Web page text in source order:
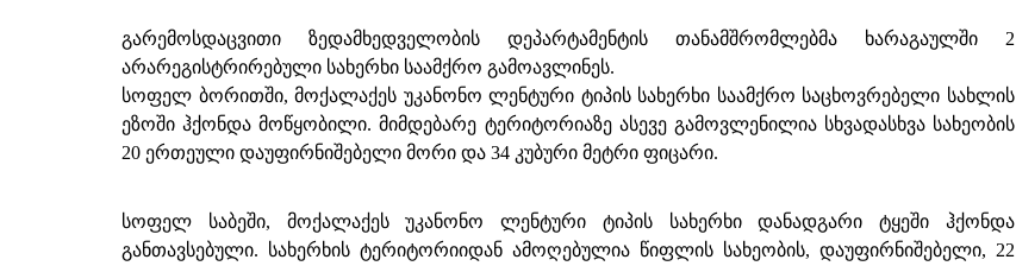
გარემოსდაცვითი ზედამხედველობის დეპარტამენტის თანამშრომლებმა ხარაგაულში 2
არარეგისტრირებული სახერხი საამქრო გამოავლინეს.
სოფელ ბორითში, მოქალაქეს უკანონო ლენტური ტიპის სახერხი საამქრო საცხოვრებელი სახლის
ეზოში ჰქონდა მოწყობილი. მიმდებარე ტერიტორიაზე ასევე გამოვლენილია სხვადასხვა სახეობის
20 ერთეული დაუფირნიშებელი მორი და 34 კუბური მეტრი ფიცარი.
სოფელ საბეში, მოქალაქეს უკანონო ლენტური ტიპის სახერხი დანადგარი ტყეში ჰქონდა
განთავსებული. სახერხის ტერიტორიიდან ამოღებულია წიფლის სახეობის, დაუფირნიშებელი, 22